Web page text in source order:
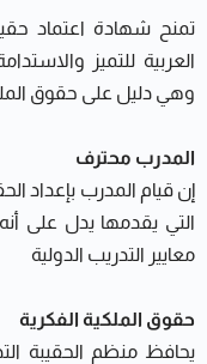
تمنح شهادة اعتماد
العربية للتميز
وهي دليل على حقوق
المدرب محترف
إن قيام المدرب بإعداد
التي يقدمها يدل على
معايير التدريب الدولية
حقوق الملكية الفكرية
يحافظ منظم الحقيبة